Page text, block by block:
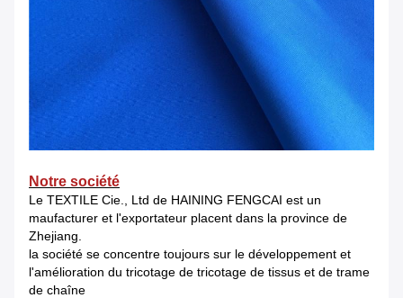
Notre société
Le TEXTILE Cie., Ltd de HAINING FENGCAI est un
maufacturer et l'exportateur placent dans la province de
Zhejiang.
la société se concentre toujours sur le développement et
l'amélioration du tricotage de tricotage de tissus et de trame
de chaîne